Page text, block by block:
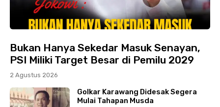
Bukan Hanya Sekedar Masuk Senayan,
PSI Miliki Target Besar di Pemilu 2029
2 Agustus 2026
Golkar Karawang Didesak Segera
Mulai Tahapan Musda